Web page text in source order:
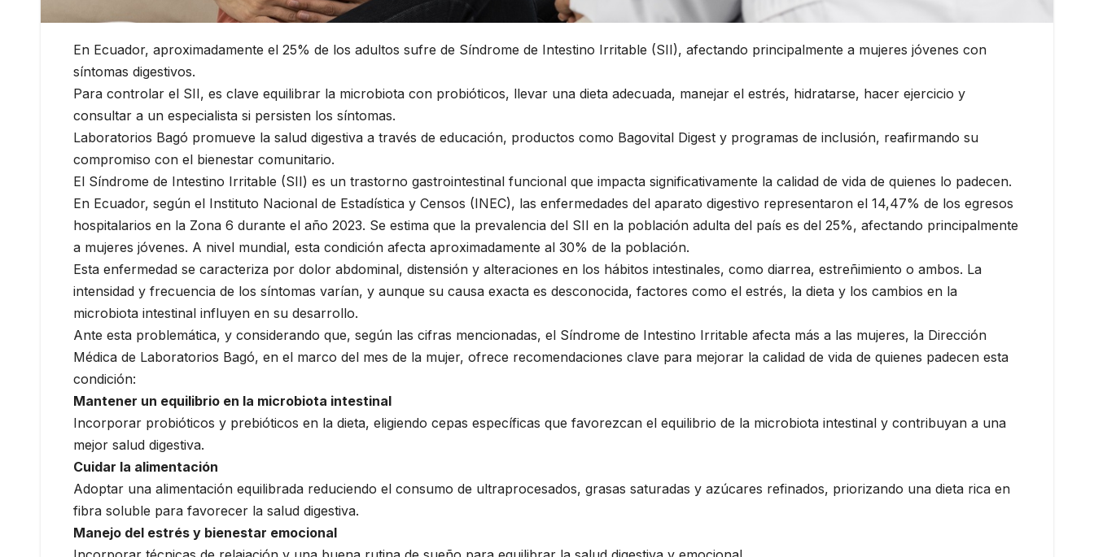
En Ecuador, aproximadamente el 25% de los adultos sufre de Síndrome de Intestino Irritable (SII), afectando principalmente a mujeres jóvenes con
síntomas digestivos.
Para controlar el SII, es clave equilibrar la microbiota con probióticos, llevar una dieta adecuada, manejar el estrés, hidratarse, hacer ejercicio y
consultar a un especialista si persisten los síntomas.
Laboratorios Bagó promueve la salud digestiva a través de educación, productos como Bagovital Digest y programas de inclusión, reafirmando su
compromiso con el bienestar comunitario.
El Síndrome de Intestino Irritable (SII) es un trastorno gastrointestinal funcional que impacta significativamente la calidad de vida de quienes lo padecen.
En Ecuador, según el Instituto Nacional de Estadística y Censos (INEC), las enfermedades del aparato digestivo representaron el 14,47% de los egresos
hospitalarios en la Zona 6 durante el año 2023. Se estima que la prevalencia del SII en la población adulta del país es del 25%, afectando principalmente
a mujeres jóvenes. A nivel mundial, esta condición afecta aproximadamente al 30% de la población.
Esta enfermedad se caracteriza por dolor abdominal, distensión y alteraciones en los hábitos intestinales, como diarrea, estreñimiento o ambos. La
intensidad y frecuencia de los síntomas varían, y aunque su causa exacta es desconocida, factores como el estrés, la dieta y los cambios en la
microbiota intestinal influyen en su desarrollo.
Ante esta problemática, y considerando que, según las cifras mencionadas, el Síndrome de Intestino Irritable afecta más a las mujeres, la Dirección
Médica de Laboratorios Bagó, en el marco del mes de la mujer, ofrece recomendaciones clave para mejorar la calidad de vida de quienes padecen esta
condición:
Mantener un equilibrio en la microbiota intestinal
Incorporar probióticos y prebióticos en la dieta, eligiendo cepas específicas que favorezcan el equilibrio de la microbiota intestinal y contribuyan a una
mejor salud digestiva.
Cuidar la alimentación
Adoptar una alimentación equilibrada reduciendo el consumo de ultraprocesados, grasas saturadas y azúcares refinados, priorizando una dieta rica en
fibra soluble para favorecer la salud digestiva.
Manejo del estrés y bienestar emocional